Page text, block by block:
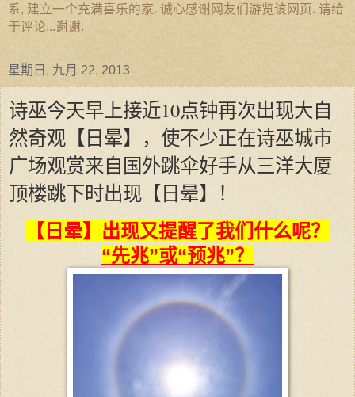
系, 建立一个充满喜乐的家. 诚心感谢网友们游览该网页. 请给
于评论...谢谢.
星期日, 九月 22, 2013
诗巫今天早上接近10点钟再次出现大自
然奇观【日晕】，使不少正在诗巫城市
广场观赏来自国外跳伞好手从三洋大厦
顶楼跳下时出现【日晕】！
【日晕】出现又提醒了我们什么呢？
“先兆”或“预兆”？